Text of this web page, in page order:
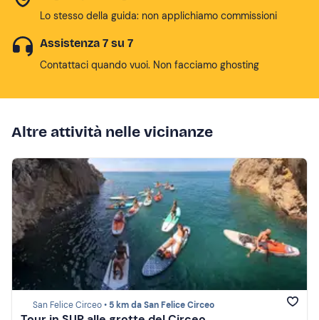
Lo stesso della guida: non applichiamo commissioni
Assistenza 7 su 7
Contattaci quando vuoi. Non facciamo ghosting
Altre attività nelle vicinanze
San Felice Circeo • 5 km da San Felice Circeo